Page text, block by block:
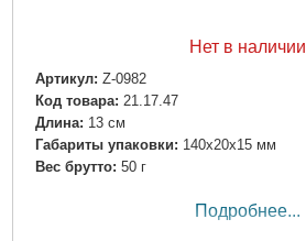
Нет в наличии
Артикул: Z-0982
Код товара: 21.17.47
Длина: 13 см
Габариты упаковки: 140x20x15 мм
Вес брутто: 50 г
Подробнее...